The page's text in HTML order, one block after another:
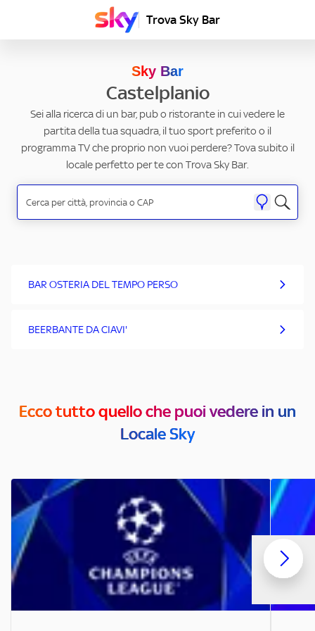
Trova Sky Bar
Sky Bar
Castelplanio
Sei alla ricerca di un bar, pub o ristorante in cui vedere le
partita della tua squadra, il tuo sport preferito o il
programma TV che proprio non vuoi perdere? Tova subito il
locale perfetto per te con Trova Sky Bar.
BAR OSTERIA DEL TEMPO PERSO
BEERBANTE DA CIAVI'
Ecco tutto quello che puoi vedere in un
Locale Sky